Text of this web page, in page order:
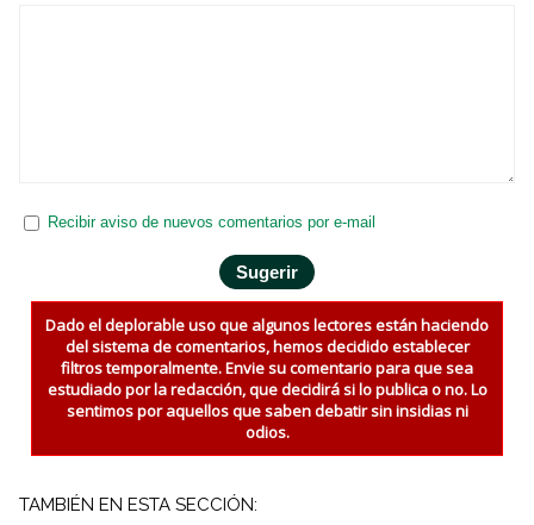
Recibir aviso de nuevos comentarios por e-mail
Dado el deplorable uso que algunos lectores están haciendo
del sistema de comentarios, hemos decidido establecer
filtros temporalmente. Envie su comentario para que sea
estudiado por la redacción, que decidirá si lo publica o no. Lo
sentimos por aquellos que saben debatir sin insidias ni
odios.
TAMBIÉN EN ESTA SECCIÓN: